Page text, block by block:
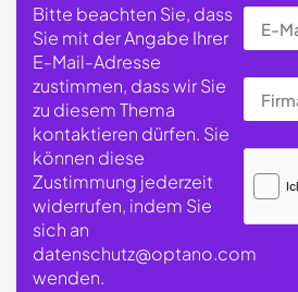
Bitte beachten Sie, dass
Sie mit der Angabe Ihrer
E-Mail-Adresse
zustimmen, dass wir Sie
zu diesem Thema
kontaktieren dürfen. Sie
können diese
Zustimmung jederzeit
widerrufen, indem Sie
sich an
datenschutz@optano.com
wenden.